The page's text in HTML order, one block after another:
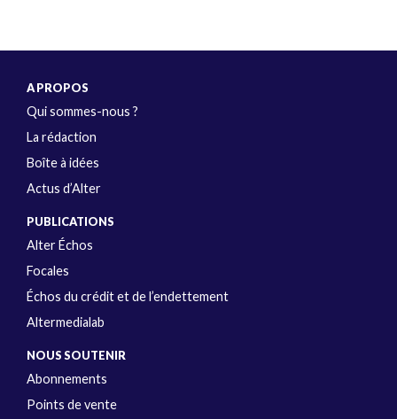
A PROPOS
Qui sommes-nous ?
La rédaction
Boîte à idées
Actus d’Alter
PUBLICATIONS
Alter Échos
Focales
Échos du crédit et de l’endettement
Altermedialab
NOUS SOUTENIR
Abonnements
Points de vente